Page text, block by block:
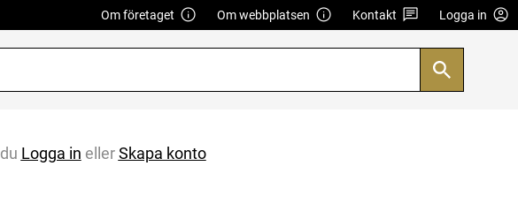
Om företaget Om webbplatsen Kontakt Logga in
Logga in ellerSkapa konto